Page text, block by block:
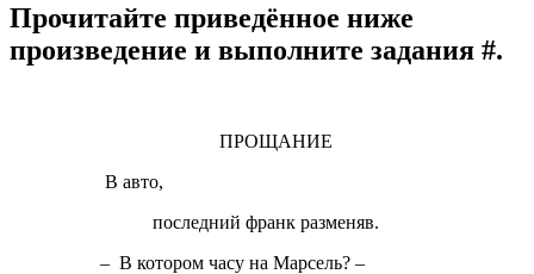
Прочитайте приведённое ниже
произведение и выполните задания #.
ПРОЩАНИЕ
В авто,
последний франк разменяв.
– В котором часу на Марсель? –